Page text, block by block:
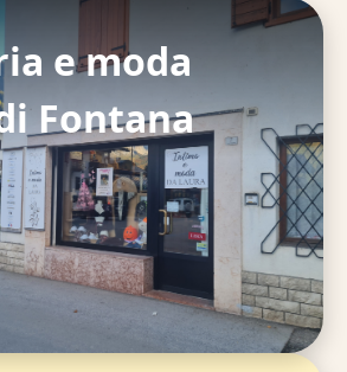
e moda
Fontana